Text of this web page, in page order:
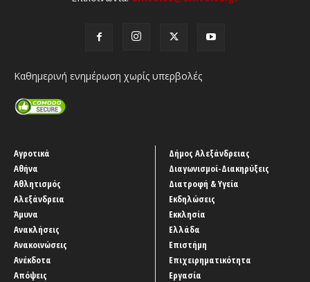
Καθημερινή ενημέρωση χωρίς υπερβολές
Αγροτικά
Αθήνα
Αθλητισμός
Αλεξάνδρεια
Άμυνα
Ανακλήσεις
Ανακοινώσεις
Ανέκδοτα
Απόψεις
Δήμος Αλεξάνδρειας
Διαγωνισμοί-Διακηρύξεις
Διατροφή & Υγεία
Εκδηλώσεις
Εκκλησία
Ελλάδα
Επιστήμη
Επιχειρηματικότητα
Εργασία